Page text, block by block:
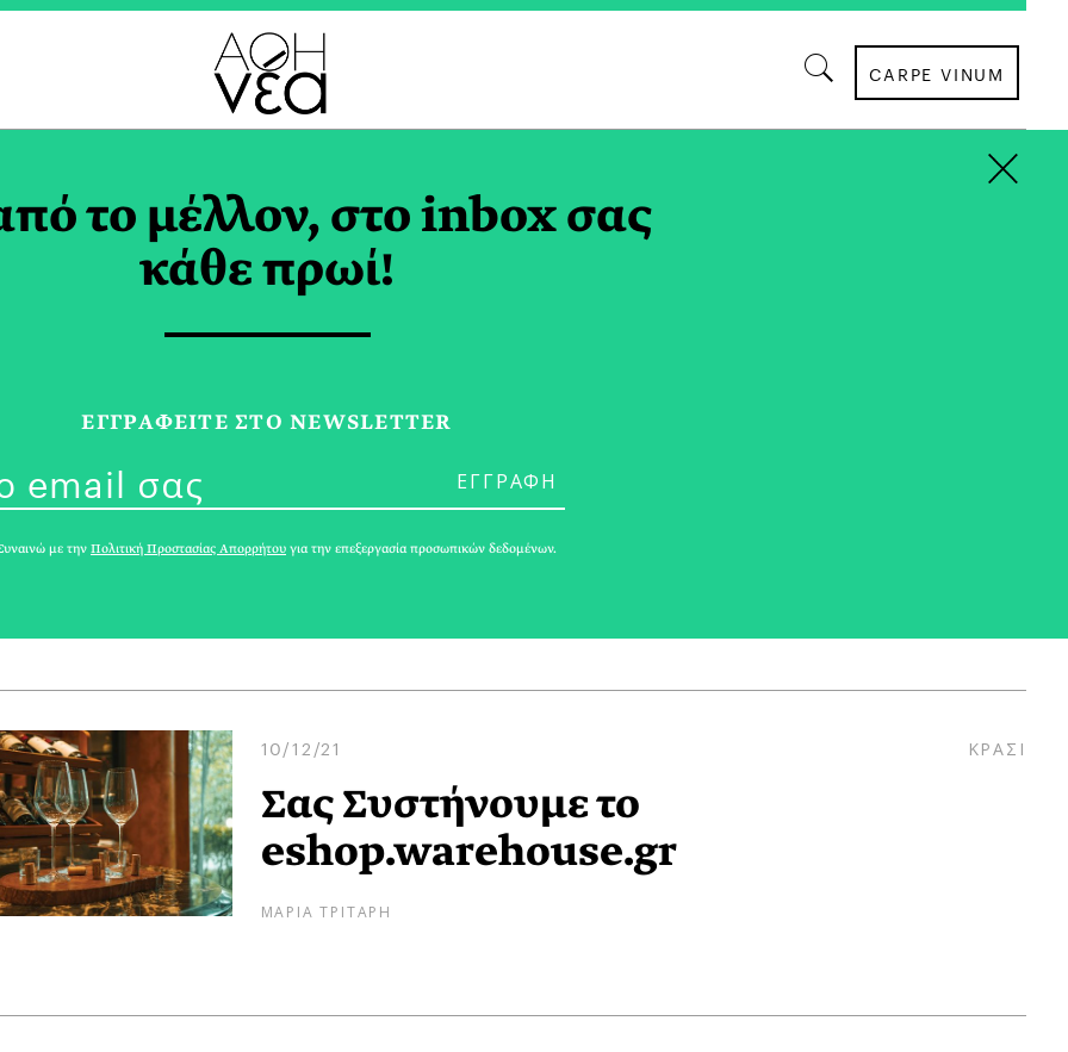
CARPE VINUM
TAG
Γαστρονομική Εμπειρία στα
Παραδοσιακά «Κόκκινα Πιθάρια» στη
Βυτίνα
10/12/21 ΚΡΑΣΙ
Σας Συστήνουμε το
eshop.warehouse.gr
ΜΑΡΙΑ ΤΡΙΤΑΡΗ
το μέλλον, στο inbox σας
κάθε πρωί!
ΕΓΓPΑΦΕΙΤΕ ΣΤΟ NEWSLETTER
με την Πολιτική Προστασίας Απορρήτου για την επεξεργασία προσωπικών δεδομένων.
×